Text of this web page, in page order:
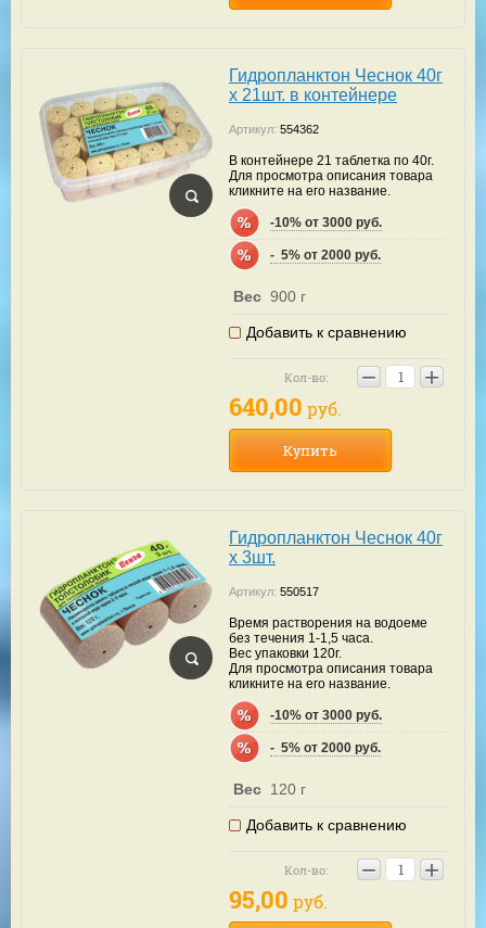
Гидропланктон Чеснок 40г
х 21шт. в контейнере
Артикул: 554362
В контейнере 21 таблетка по 40г.
Для просмотра описания товара
кликните на его название.
-10% от 3000 руб.
-  5% от 2000 руб.
Вес 900 г
Добавить к сравнению
Кол-во: − +
640,00 руб.
Купить
Гидропланктон Чеснок 40г
х 3шт.
Артикул: 550517
Время растворения на водоеме
без течения 1-1,5 часа.
Вес упаковки 120г.
Для просмотра описания товара
кликните на его название.
-10% от 3000 руб.
-  5% от 2000 руб.
Вес 120 г
Добавить к сравнению
Кол-во: − +
95,00 руб.